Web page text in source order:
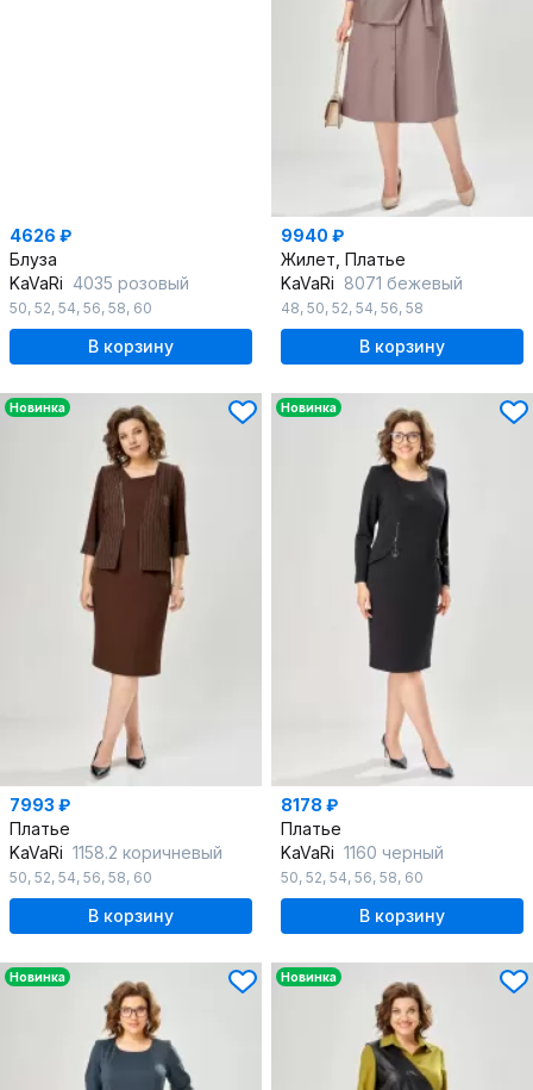
4626 ₽
Блуза
KaVaRi 4035 розовый
50, 52, 54, 56, 58, 60
В корзину
9940 ₽
Жилет, Платье
KaVaRi 8071 бежевый
48, 50, 52, 54, 56, 58
В корзину
Новинка
7993 ₽
Платье
KaVaRi 1158.2 коричневый
50, 52, 54, 56, 58, 60
В корзину
Новинка
8178 ₽
Платье
KaVaRi 1160 черный
50, 52, 54, 56, 58, 60
В корзину
Новинка Новинка